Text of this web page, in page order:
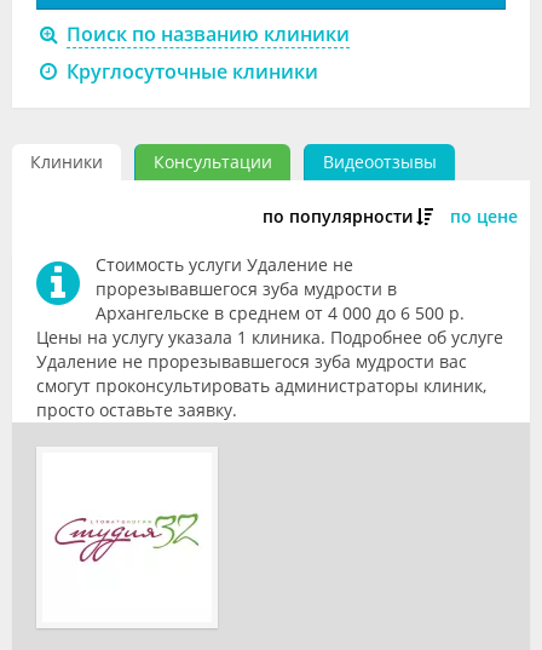
Клиники
Специалисты
Поиск по названию клиники
Круглосуточные клиники
Клиники Консультации Видеоотзывы
по популярности по цене
Стоимость услуги Удаление не
прорезывавшегося зуба мудрости в
Архангельске в среднем от 4 000 до 6 500 р.
Цены на услугу указала 1 клиника. Подробнее об услуге
Удаление не прорезывавшегося зуба мудрости вас
смогут проконсультировать администраторы клиник,
просто оставьте заявку.